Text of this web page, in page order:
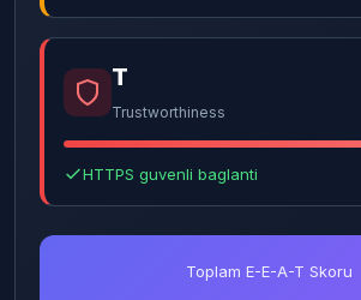
T
Trustworthiness
HTTPS guvenli baglanti
Toplam E-E-A-T Skoru